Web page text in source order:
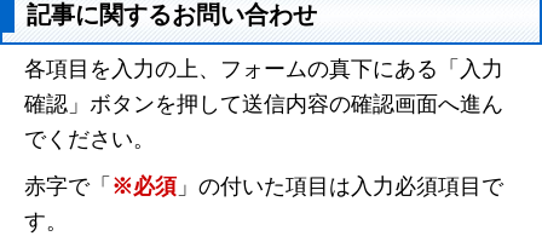
記事に関するお問い合わせ
各項目を入力の上、フォームの真下にある「入力
確認」ボタンを押して送信内容の確認画面へ進ん
でください。
赤字で「 ※必須 」の付いた項目は入力必須項目で
す。